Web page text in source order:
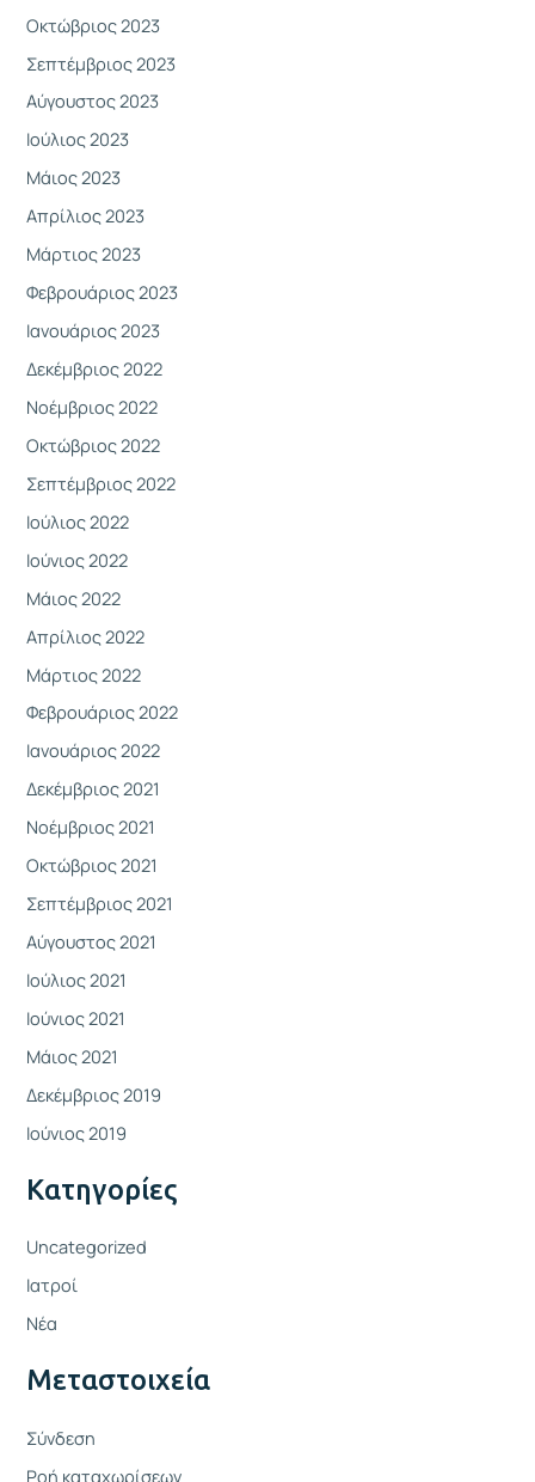
Οκτώβριος 2023
Σεπτέμβριος 2023
Αύγουστος 2023
Ιούλιος 2023
Μάιος 2023
Απρίλιος 2023
Μάρτιος 2023
Φεβρουάριος 2023
Ιανουάριος 2023
Δεκέμβριος 2022
Νοέμβριος 2022
Οκτώβριος 2022
Σεπτέμβριος 2022
Ιούλιος 2022
Ιούνιος 2022
Μάιος 2022
Απρίλιος 2022
Μάρτιος 2022
Φεβρουάριος 2022
Ιανουάριος 2022
Δεκέμβριος 2021
Νοέμβριος 2021
Οκτώβριος 2021
Σεπτέμβριος 2021
Αύγουστος 2021
Ιούλιος 2021
Ιούνιος 2021
Μάιος 2021
Δεκέμβριος 2019
Ιούνιος 2019
Kατηγορίες
Uncategorized
Ιατροί
Νέα
Μεταστοιχεία
Σύνδεση
Ροή καταχωρίσεων